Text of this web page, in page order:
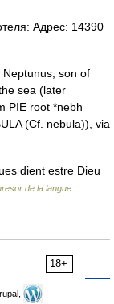
Адрес: 14390
son of
sea (later
PIE root *nebh
(Cf. nebula)), via
dient estre Dieu
de la langue
18+